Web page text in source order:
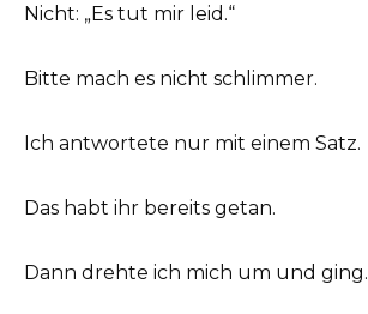
Nicht: „Es tut mir leid.“
Bitte mach es nicht schlimmer.
Ich antwortete nur mit einem Satz.
Das habt ihr bereits getan.
Dann drehte ich mich um und ging.